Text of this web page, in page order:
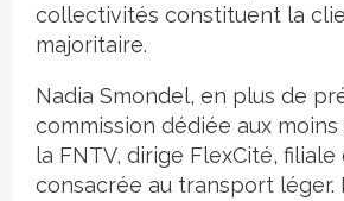
collectivités constituent la
majoritaire.
Nadia Smondel, en plus de
commission dédiée aux
la FNTV, dirige FlexCité, filiale
consacrée au transport léger.